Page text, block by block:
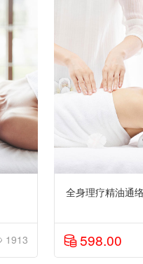
1913
全身理疗精油通
598.00